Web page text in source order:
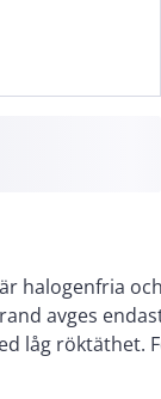
halogenfria och
avges
låg röktäthet.
utomhus, i rör